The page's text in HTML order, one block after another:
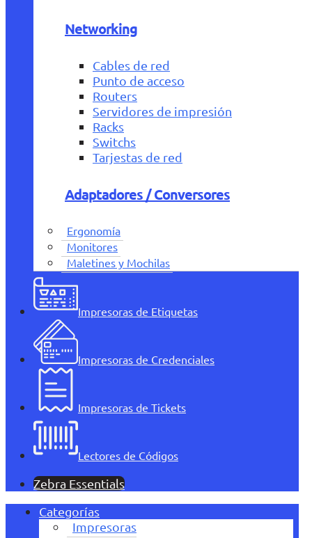
Networking
Cables de red
Punto de acceso
Routers
Servidores de impresión
Racks
Switchs
Tarjestas de red
Adaptadores / Conversores
Ergonomía
Monitores
Maletines y Mochilas
Impresoras de Etiquetas
Impresoras de Credenciales
Impresoras de Tickets
Lectores de Códigos
Zebra Essentials
Categorías
Impresoras